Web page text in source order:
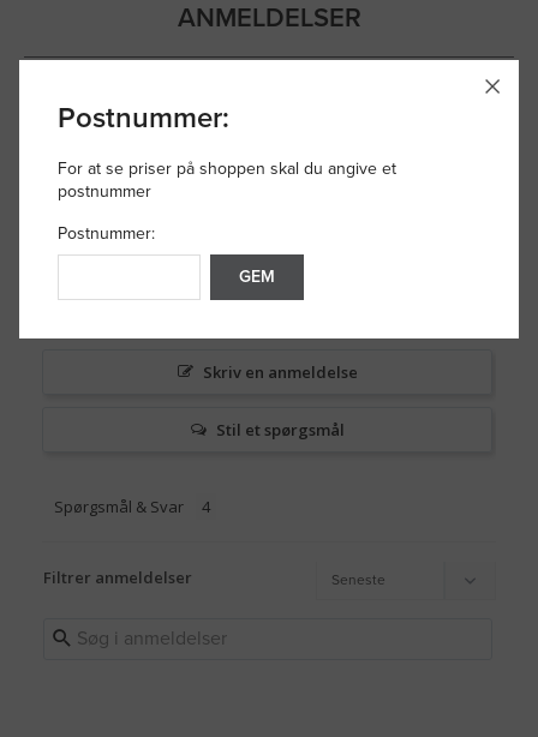
ANMELDELSER
5,0
Skriv en anmeldelse
Stil et spørgsmål
Spørgsmål & Svar
Filtrer anmeldelser
Postnummer:
For at se priser på shoppen skal du angive et
postnummer
Postnummer:
GEM